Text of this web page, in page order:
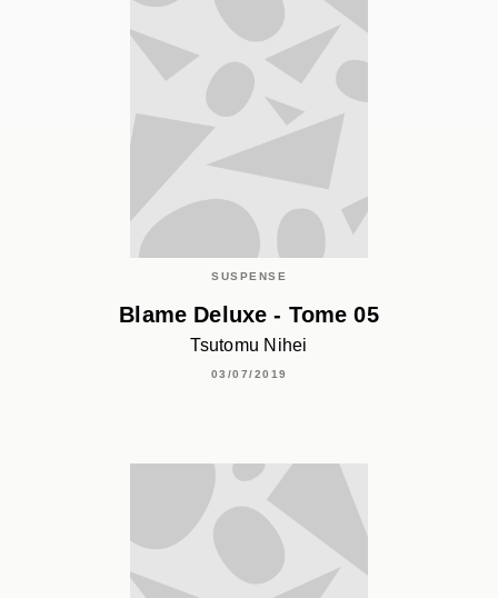
SUSPENSE
Blame Deluxe - Tome 05
Tsutomu Nihei
03/07/2019